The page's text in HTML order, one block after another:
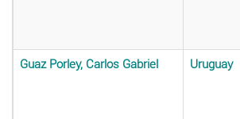
Guaz Porley, Carlos Gabriel Uruguay